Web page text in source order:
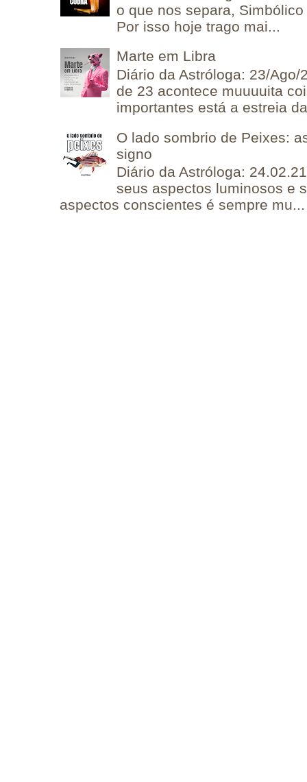
o que nos separa,
Por isso hoje trago mai...
Marte em Libra
Diário da Astróloga: 23/
de 23 acontece muuuuita
importantes está a estreia
O lado sombrio de Peixes:
signo
Diário da Astróloga:
seus aspectos luminosos e
aspectos conscientes é sempre mu...